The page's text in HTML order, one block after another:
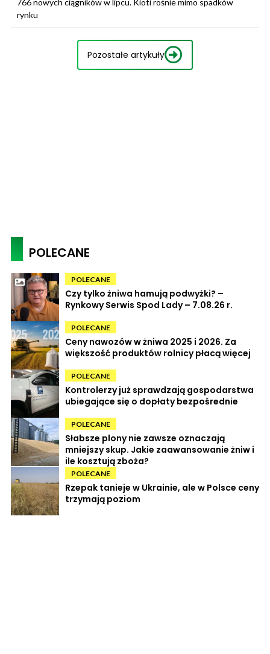
766 nowych ciągników w lipcu. Kioti rośnie mimo spadków
rynku
Pozostałe artykuły
POLECANE
POLECANE
Czy tylko żniwa hamują podwyżki? –
Rynkowy Serwis Spod Lady – 7.08.26 r.
POLECANE
Ceny nawozów w żniwa 2025 i 2026. Za
większość produktów rolnicy płacą więcej
POLECANE
Kontrolerzy już sprawdzają gospodarstwa
ubiegające się o dopłaty bezpośrednie
POLECANE
Słabsze plony nie zawsze oznaczają
mniejszy skup. Jakie zaawansowanie żniw i
ile kosztują zboża?
POLECANE
Rzepak tanieje w Ukrainie, ale w Polsce ceny
trzymają poziom